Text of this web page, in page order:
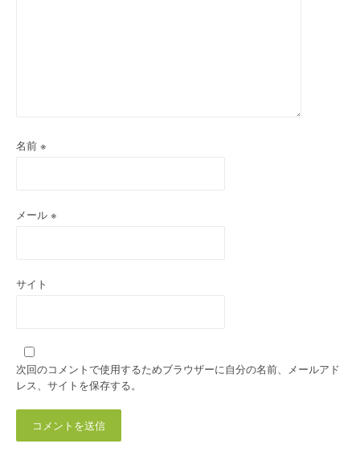
名前 ※
メール ※
サイト
次回のコメントで使用するためブラウザーに自分の名前、メールアド
レス、サイトを保存する。